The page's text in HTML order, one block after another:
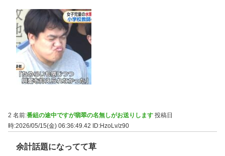
2 名前:番組の途中ですが翡翠の名無しがお送りします 投稿日
時:2026/05/15(金) 06:36:49.42 ID:HzoLv/z90
余計話題になってて草